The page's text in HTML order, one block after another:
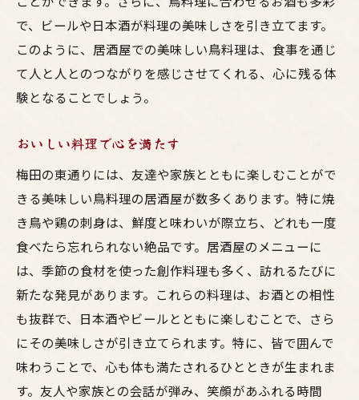
で、ビールや日本酒が料理の美味しさを引き立てます。
このように、居酒屋での美味しい鳥料理は、食事を通じ
て人と人とのつながりを感じさせてくれる、心に残る体
験となることでしょう。
おいしい料理で心を満たす
梅田の東通りには、友達や家族とともに楽しむことがで
きる美味しい鳥料理の居酒屋が数多くあります。特に焼
き鳥や鶏の刺身は、鮮度と味わいが際立ち、どれも一度
食べたら忘れられない絶品です。居酒屋のメニューに
は、季節の食材を使った創作料理も多く、訪れるたびに
新たな発見があります。これらの料理は、お酒との相性
も抜群で、日本酒やビールとともに楽しむことで、さら
にその美味しさが引き立てられます。特に、皆で囲んで
味わうことで、心も体も満たされるひとときが生まれま
す。友人や家族との会話が弾み、笑顔があふれる時間